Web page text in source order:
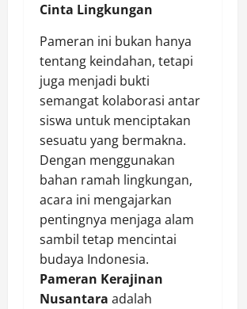
Cinta Lingkungan
Pameran ini bukan hanya
tentang keindahan, tetapi
juga menjadi bukti
semangat kolaborasi antar
siswa untuk menciptakan
sesuatu yang bermakna.
Dengan menggunakan
bahan ramah lingkungan,
acara ini mengajarkan
pentingnya menjaga alam
sambil tetap mencintai
budaya Indonesia.
Pameran Kerajinan
Nusantara adalah